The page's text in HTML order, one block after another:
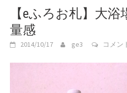
【eふろお札】大
量感
2014/10/17 ge3 コメン